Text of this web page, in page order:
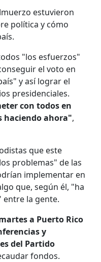
estuvieron
política y cómo
"los esfuerzos"
el voto en
y así lograr el
presidenciales.
con todos en
haciendo ahora",
que este
problemas" de las
implementar en
que, según él, "ha
entre la gente.
a Puerto Rico
y
del Partido
fondos.